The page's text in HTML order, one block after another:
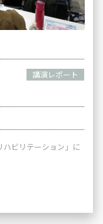
講演レポート
ハビリテーション」に